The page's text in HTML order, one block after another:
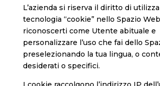
L’azienda si riserva il diritto di
tecnologia “cookie” nello Spazio
riconoscerti come Utente abituale e
personalizzare l’uso che fai dello
preselezionando la tua lingua, o
desiderati o specifici.